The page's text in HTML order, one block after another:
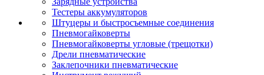
Тестеры аккумуляторов
Штуцеры и быстросъемные соединения
Пневмогайковерты
Пневмогайковерты угловые (трещотки)
Дрели пневматические
Заклепочники пневматические